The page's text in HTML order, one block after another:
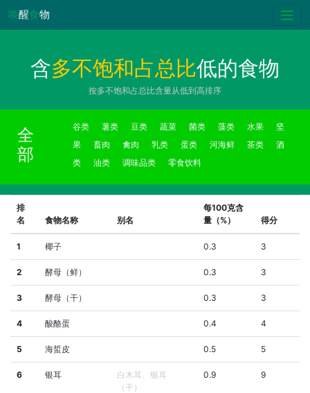
唤醒食物
含多不饱和占总比低的食物
按多不饱和占总比含量从低到高排序
全
部
谷类 薯类 豆类 蔬菜 菌类 藻类 水果
坚
果
畜肉 禽肉 乳类 蛋类 河海鲜 茶类
酒
类
油类 调味品类 零食饮料
排
名
食物名称 别名
每100克含
量（%）
得分
1 椰子 0.3 3
2 酵母（鲜） 0.3 3
3 酵母（干） 0.3 3
4 酸酪蛋 0.4 4
5 海蜇皮 0.5 5
6 银耳
白木耳、银耳
（干）
0.9 9